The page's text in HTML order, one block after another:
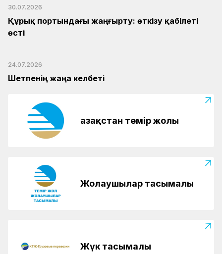
30.07.2026
Құрық портындағы жаңғырту: өткізу қабілеті
өсті
24.07.2026
Шетпенің жаңа келбеті
Қазақстан темір жолы
Жолаушылар тасымалы
Жүк тасымалы